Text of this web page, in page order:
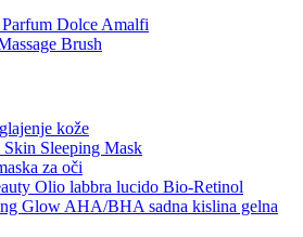
Dolce Amalfi
Brush
kože
Sleeping Mask
za oči
Olio labbra lucido Bio-Retinol
Glow AHA/BHA sadna kislina gelna